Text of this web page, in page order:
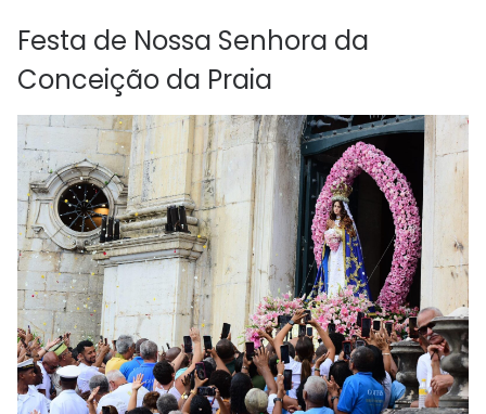
Festa de Nossa Senhora da
Conceição da Praia